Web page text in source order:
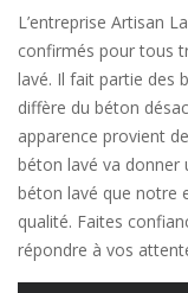
L’entreprise Artisan
confirmés pour tous
lavé. Il fait partie des
diffère du béton
apparence provient
béton lavé va donner
béton lavé que notre
qualité. Faites
répondre à vos